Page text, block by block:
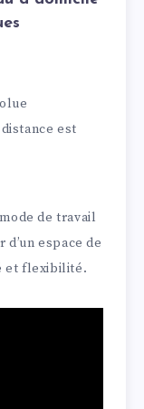
est
de travail
espace de
et flexibilité.